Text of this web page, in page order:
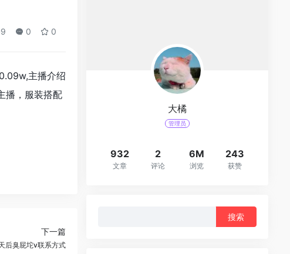
0 0
主播介绍
播，服装搭配
下一篇
后臭屁坨v联系方式
大橘
管理员
932
文章
2
评论
6M
浏览
243
获赞